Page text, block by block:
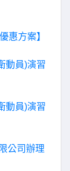
惠方案】
動員)演習
動員)演習
公司辦理